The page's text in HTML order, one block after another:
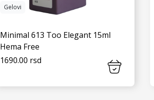
Gelovi
Minimal 613 Too Elegant 15ml
Hema Free
1690.00 rsd